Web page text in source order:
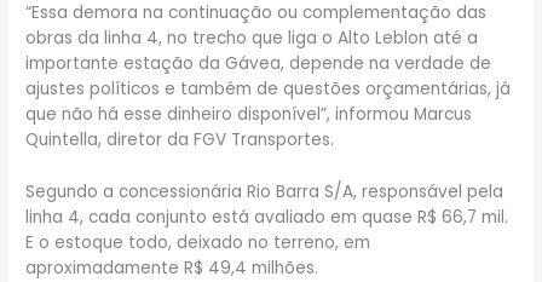
“Essa demora na continuação ou complementação das
obras da linha 4, no trecho que liga o Alto Leblon até a
importante estação da Gávea, depende na verdade de
ajustes políticos e também de questões orçamentárias, já
que não há esse dinheiro disponível”, informou Marcus
Quintella, diretor da FGV Transportes.
Segundo a concessionária Rio Barra S/A, responsável pela
linha 4, cada conjunto está avaliado em quase R$ 66,7 mil.
E o estoque todo, deixado no terreno, em
aproximadamente R$ 49,4 milhões.